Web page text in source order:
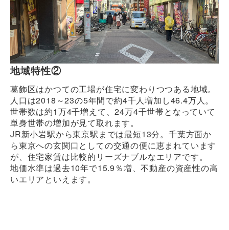
地域特性②
葛飾区はかつての工場が住宅に変わりつつある地域。
人口は2018～23の5年間で約4千人増加し46.4万人。
世帯数は約1万4千増えて、24万4千世帯となっていて
単身世帯の増加が見て取れます。
JR新小岩駅から東京駅までは最短13分。千葉方面か
ら東京への玄関口としての交通の便に恵まれています
が、住宅家賃は比較的リーズナブルなエリアです。
地価水準は過去10年で15.9％増、不動産の資産性の高
いエリアといえます。